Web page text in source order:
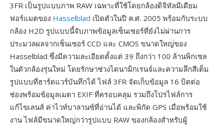
3FR เป็นรูปแบบภาพ RAW เฉพาะที่ใช้โดยกล้องดิจิทัลมีเดียม
ฟอร์แมตของ Hasselblad เปิดตัวในปี ค.ศ. 2005 พร้อมกับระบบ
กล้อง H2D รูปแบบนี้จับภาพข้อมูลเซ็นเซอร์ที่ยังไม่ผ่านการ
ประมวลผลจากเซ็นเซอร์ CCD และ CMOS ขนาดใหญ่ของ
Hasselblad ซึ่งมีความละเอียดตั้งแต่ 39 ถึงกว่า 100 ล้านพิกเซล
ในตัวกล้องรุ่นใหม่ โดยรักษาช่วงไดนามิกเรนจ์และความลึกสีเต็ม
รูปแบบที่ฮาร์ดแวร์บันทึกได้ ไฟล์ 3FR จัดเก็บข้อมูล 16 บิตต่อ
ช่องพร้อมข้อมูลเมตา EXIF ที่ครอบคลุม รวมถึงโปรไฟล์การ
แก้ไขเลนส์ ค่าไวท์บาลานซ์ที่อ่านได้ และพิกัด GPS เมื่อพร้อมใช้
งาน ไฟล์มีขนาดใหญ่กว่ารูปแบบ RAW ของกล้องสำหรับผู้